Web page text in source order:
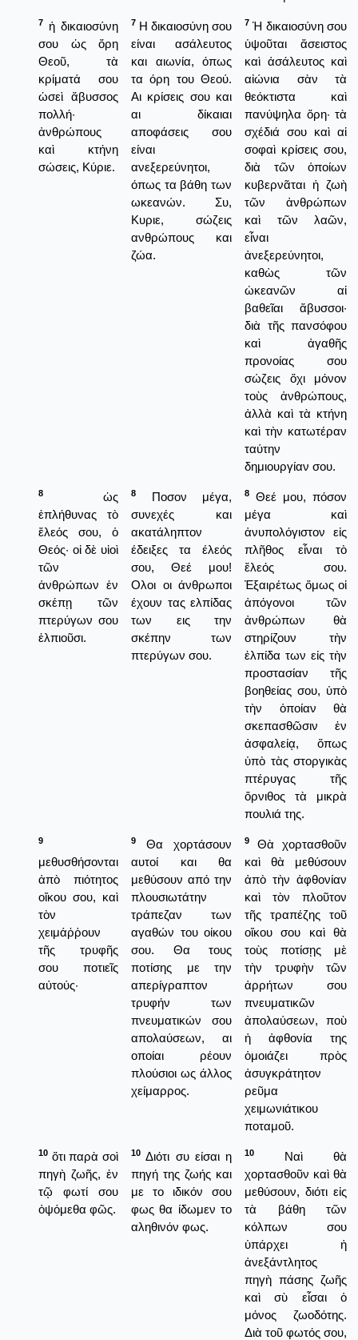
7 ἡ δικαιοσύνη
σου ὡς ὄρη
Θεοῦ, τὰ
κρίματά σου
ὡσεὶ ἄβυσσος
πολλή·
ἀνθρώπους
καὶ κτήνη
σώσεις, Κύριε.
7 Η δικαιοσύνη σου
είναι ασάλευτος
και αιωνία, όπως
τα όρη του Θεού.
Αι κρίσεις σου και
αι δίκαιαι
αποφάσεις σου
είναι
ανεξερεύνητοι,
όπως τα βάθη των
ωκεανών. Συ,
Κυριε, σώζεις
ανθρώπους και
ζώα.
7 Ἡ δικαιοσύνη σου
ὑψοῦται ἄσειστος
καὶ ἀσάλευτος καὶ
αἰώνια σὰν τὰ
θεόκτιστα καὶ
πανύψηλα ὄρη· τὰ
σχέδιά σου καὶ αἱ
σοφαὶ κρίσεις σου,
διὰ τῶν ὁποίων
κυβερνᾶται ἡ ζωὴ
τῶν ἀνθρώπων
καὶ τῶν λαῶν,
εἶναι
ἀνεξερεύνητοι,
καθὼς τῶν
ὠκεανῶν αἱ
βαθεῖαι ἄβυσσοι·
διὰ τῆς πανσόφου
καὶ ἀγαθῆς
προνοίας σου
σώζεις ὄχι μόνον
τοὺς ἀνθρώπους,
ἀλλὰ καὶ τὰ κτήνη
καὶ τὴν κατωτέραν
ταύτην
δημιουργίαν σου.
8
ὡς
ἐπλήθυνας τὸ
ἔλεός σου, ὁ
Θεός· οἱ δὲ υἱοὶ
τῶν
ἀνθρώπων ἐν
σκέπῃ τῶν
πτερύγων σου
ἐλπιοῦσι.
8
Ποσον μέγα,
συνεχές και
ακατάληπτον
έδειξες τα έλεός
σου, Θεέ μου!
Ολοι οι άνθρωποι
έχουν τας ελπίδας
των εις την
σκέπην των
πτερύγων σου.
8
Θεέ μου, πόσον
μέγα καὶ
ἀνυπολόγιστον εἰς
πλῆθος εἶναι τὸ
ἔλεός σου.
Ἐξαιρέτως ὅμως οἱ
ἀπόγονοι τῶν
ἀνθρώπων θὰ
στηρίζουν τὴν
ἐλπίδα των εἰς τὴν
προστασίαν τῆς
βοηθείας σου, ὑπὸ
τὴν ὁποίαν θὰ
σκεπασθῶσιν ἐν
ἀσφαλείᾳ, ὅπως
ὑπὸ τὰς στοργικὰς
πτέρυγας τῆς
ὄρνιθος τὰ μικρὰ
πουλιά της.
9
μεθυσθήσονται
ἀπὸ πιότητος
οἴκου σου, καὶ
τὸν
χειμάῤῥουν
τῆς τρυφῆς
σου ποτιεῖς
αὐτούς·
9
Θα χορτάσουν
αυτοί και θα
μεθύσουν από την
πλουσιωτάτην
τράπεζαν των
αγαθών του οίκου
σου. Θα τους
ποτίσης με την
απερίγραπτον
τρυφήν των
πνευματικών σου
απολαύσεων, αι
οποίαι ρέουν
πλούσιοι ως άλλος
χείμαρρος.
9
Θὰ χορτασθοῦν
καὶ θὰ μεθύσουν
ἀπὸ τὴν ἀφθονίαν
καὶ τὸν πλοῦτον
τῆς τραπέζης τοῦ
οἴκου σου καὶ θὰ
τοὺς ποτίσῃς μὲ
τὴν τρυφὴν τῶν
ἀρρήτων σου
πνευματικῶν
ἀπολαύσεων, ποὺ
ἡ ἀφθονία της
ὁμοιάζει πρὸς
ἀσυγκράτητον
ρεῦμα
χειμωνιάτικου
ποταμοῦ.
10 ὅτι παρὰ σοὶ
πηγὴ ζωῆς, ἐν
τῷ φωτί σου
ὀψόμεθα φῶς.
10 Διότι συ είσαι η
πηγή της ζωής και
με το ιδικόν σου
φως θα ίδωμεν το
αληθινόν φως.
10
Ναὶ θὰ
χορτασθοῦν καὶ θὰ
μεθύσουν, διότι εἰς
τὰ βάθη τῶν
κόλπων σου
ὑπάρχει ἡ
ἀνεξάντλητος
πηγὴ πάσης ζωῆς
καὶ σὺ εἶσαι ὁ
μόνος ζωοδότης.
Διὰ τοῦ φωτός σου,